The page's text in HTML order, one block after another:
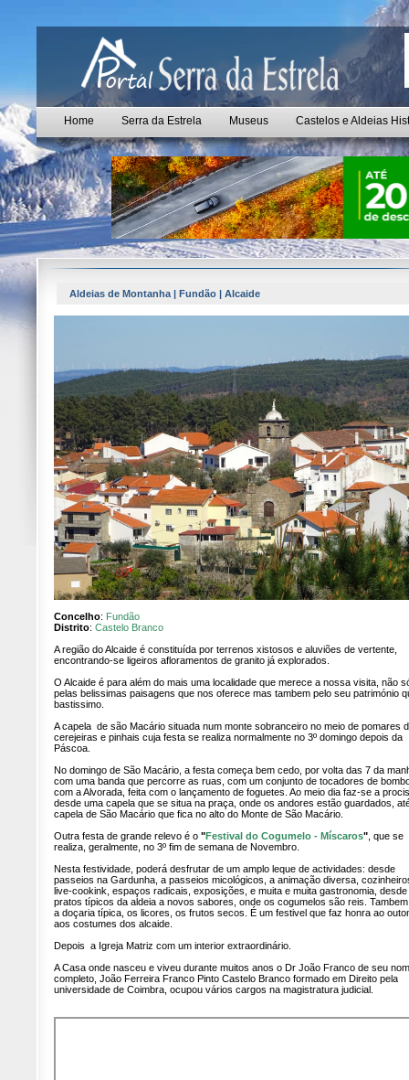
Home Serra da Estrela Museus Castelos e Aldeias
Aldeias de Montanha | Fundão | Alcaide
Concelho: Fundão
Distrito: Castelo Branco
A região do Alcaide é constituída por terrenos xistosos e aluviões de vertente,
encontrando-se ligeiros afloramentos de granito já explorados.
O Alcaide é para além do mais uma localidade que merece a nossa visita, não
pelas belissimas paisagens que nos oferece mas tambem pelo seu património
bastissimo.
A capela de são Macário situada num monte sobranceiro no meio de pomares
cerejeiras e pinhais cuja festa se realiza normalmente no 3º domingo depois da
Páscoa.
No domingo de São Macário, a festa começa bem cedo, por volta das 7 da
com uma banda que percorre as ruas, com um conjunto de tocadores de
com a Alvorada, feita com o lançamento de foguetes. Ao meio dia faz-se a
desde uma capela que se situa na praça, onde os andores estão guardados,
capela de São Macário que fica no alto do Monte de São Macário.
Outra festa de grande relevo é o "Festival do Cogumelo - Míscaros" , que se
realiza, geralmente, no 3º fim de semana de Novembro.
Nesta festividade, poderá desfrutar de um amplo leque de actividades: desde
passeios na Gardunha, a passeios micológicos, a animação diversa,
live-cookink, espaços radicais, exposições, e muita e muita gastronomia, desde
pratos típicos da aldeia a novos sabores, onde os cogumelos são reis.
a doçaria típica, os licores, os frutos secos. É um festivel que faz honra ao
aos costumes dos alcaide.
Depois a Igreja Matriz com um interior extraordinário.
A Casa onde nasceu e viveu durante muitos anos o Dr João Franco de seu
completo, João Ferreira Franco Pinto Castelo Branco formado em Direito pela
universidade de Coimbra, ocupou vários cargos na magistratura judicial.